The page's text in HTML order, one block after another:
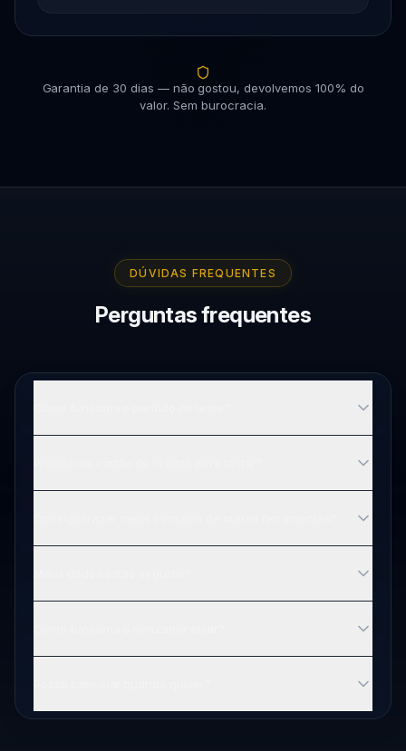
Garantia de 30 dias — não gostou, devolvemos 100% do
valor. Sem burocracia.
DÚVIDAS FREQUENTES
Perguntas frequentes